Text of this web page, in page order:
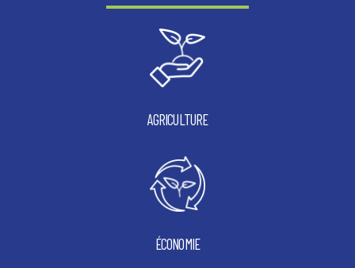
AGRICULTURE
ÉCONOMIE